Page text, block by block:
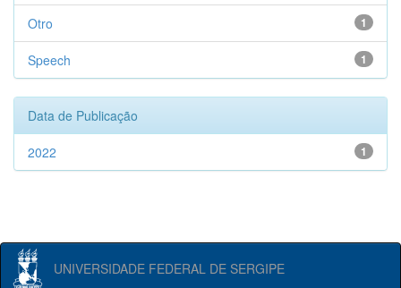
1
Otro
1
Speech
Data de Publicação
1
2022
UNIVERSIDADE FEDERAL DE SERGIPE